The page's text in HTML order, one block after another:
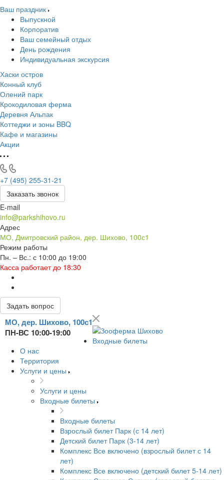
Ваш праздник
Выпускной
Корпоратив
Ваш семейный отдых
День рождения
Индивидуальная экскурсия
Хаски остров
Конный клуб
Олений парк
Крокодиловая ферма
Деревня Альпак
Коттеджи и зоны BBQ
Кафе и магазины
Акции
+7 (495) 255-31-21
Заказать звонок
E-mail
info@parkshihovo.ru
Адрес
МО, Дмитровский район, дер. Шихово, 100с1
Режим работы
Пн. – Вс.: с 10:00 до 19:00
Касса работает до 18:30
Задать вопрос
МО, дер. Шихово, 100с1
ПН-ВС 10:00-19:00
Входные билеты
О нас
Территория
Услуги и цены
Услуги и цены
Входные билеты
Входные билеты
Взрослый билет Парк (с 14 лет)
Детский билет Парк (3-14 лет)
Комплекс Все включено (взрослый билет с 14
лет)
Комплекс Все включено (детский билет 5-14 лет)